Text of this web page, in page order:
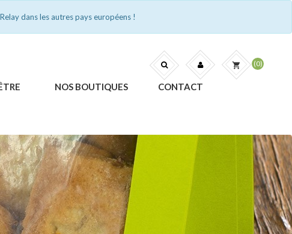
dans les autres pays européens !
NOS BOUTIQUES CONTACT
shopping_cart (0)